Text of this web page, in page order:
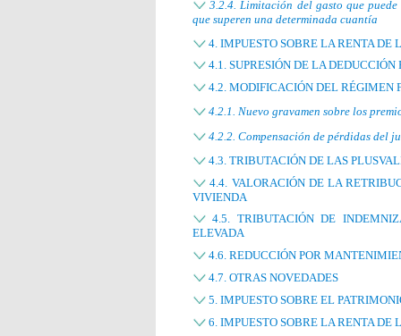
3.2.4. Limitación del gasto que
que superen una determinada cuantía
4. IMPUESTO SOBRE LA RENTA DE
4.1. SUPRESIÓN DE LA
4.2. MODIFICACIÓN DEL RÉGIMEN
4.2.1. Nuevo gravamen sobre los
4.2.2. Compensación de pérdidas del
4.3. TRIBUTACIÓN DE LAS
4.4. VALORACIÓN DE LA
VIVIENDA
4.5. TRIBUTACIÓN DE
ELEVADA
4.6. REDUCCIÓN POR
4.7. OTRAS NOVEDADES
5. IMPUESTO SOBRE EL
6. IMPUESTO SOBRE LA RENTA DE